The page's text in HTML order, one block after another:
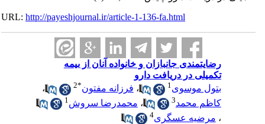
URL:http://payeshjournal.ir/article-1-136-fa.html
رضایتمندی جانبازان و خانواده آنان از بیمه
تکمیلی در دریافت دارو
بتول موسوی1 ،فرزانه مفتون *
2
،
کاظم محمد
،محمدرضا سروش1
مرضیه عسگری